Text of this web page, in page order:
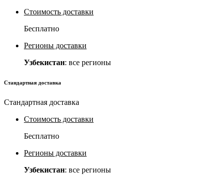
Стоимость доставки
Бесплатно
Регионы доставки
Узбекистан: все регионы
Стандартная доставка
Стандартная доставка
Стоимость доставки
Бесплатно
Регионы доставки
Узбекистан: все регионы